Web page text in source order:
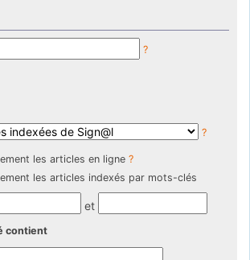
?
?
les articles en ligne ?
les articles indexés par mots-clés
et
contient